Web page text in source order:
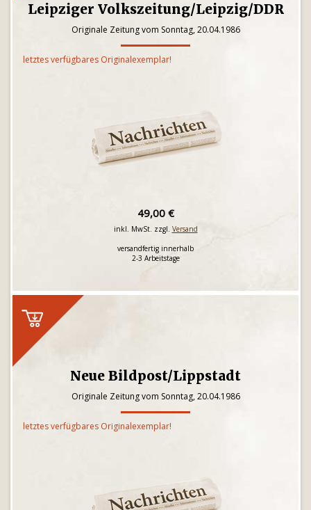
Leipziger Volkszeitung/Leipzig/DDR
Originale Zeitung vom Sonntag, 20.04.1986
letztes verfügbares Originalexemplar!
49,00 €
inkl. MwSt. zzgl. Versand
versandfertig innerhalb
2-3 Arbeitstage
Neue Bildpost/Lippstadt
Originale Zeitung vom Sonntag, 20.04.1986
letztes verfügbares Originalexemplar!